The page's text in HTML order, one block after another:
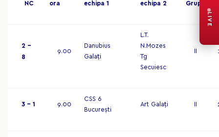
NC ora ec hipa 1 ec hipa 2 Grup
2 –
8
9.00
Danubius
Galați
L.T.
N.Mozes
Tg
Secuiesc
3 – 1 9.00
CSS 6
București
Art Galați
LIVE